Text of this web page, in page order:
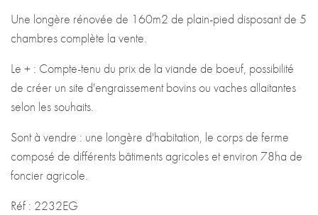
Une longère rénovée de 160m2 de plain-pied disposant de 5
chambres complète la vente.
Le + : Compte-tenu du prix de la viande de boeuf, possibilité
de créer un site d'engraissement bovins ou vaches allaitantes
selon les souhaits.
Sont à vendre : une longère d'habitation, le corps de ferme
composé de différents bâtiments agricoles et environ 78ha de
foncier agricole.
Réf : 2232EG